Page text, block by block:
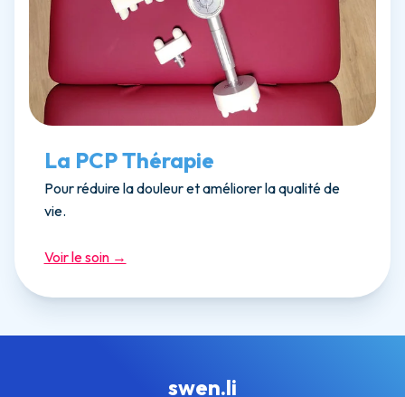
La PCP Thérapie
Pour réduire la douleur et améliorer la qualité de
vie.
Voir le soin →
swen.li